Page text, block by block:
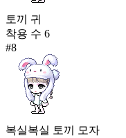
토끼 귀
착용 수 6
#8
복실복실 토끼 모자